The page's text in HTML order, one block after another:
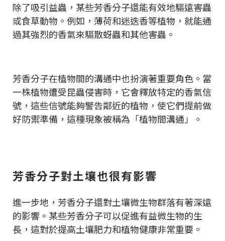
除了吸引益蟲，某些芳香分子還能有效地驅遠害蟲
或食草動物。例如，薄荷和迷迭香等植物，就能通
過其強烈的香氣來驅散蚜蟲和其他害蟲。
芳香分子在植物間的溝通中也扮演著重要角色。當
一株植物遭受昆蟲侵害時，它會釋放特定的香氣信
號，這些信號能夠警告鄰近的植物，使它們提前做
好防禦準備，這種現象被稱為「植物間溝通」。
芳香分子對土壤也很有影響
進一步地，芳香分子還對土壤微生物群落有著深遠
的影響。某些芳香分子可以促進有益微生物的生
長，這對於提高土壤肥力和植物健康非常重要。